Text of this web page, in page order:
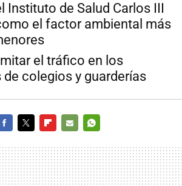
Instituto de Salud Carlos III
el factor ambiental más
el tráfico en los
de colegios y guarderías
MAIL